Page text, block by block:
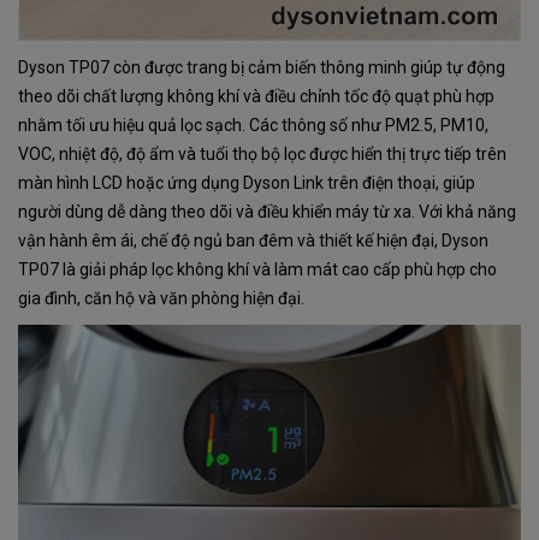
Dyson TP07 còn được trang bị cảm biến thông minh giúp tự động
theo dõi chất lượng không khí và điều chỉnh tốc độ quạt phù hợp
nhằm tối ưu hiệu quả lọc sạch. Các thông số như PM2.5, PM10,
VOC, nhiệt độ, độ ẩm và tuổi thọ bộ lọc được hiển thị trực tiếp trên
màn hình LCD hoặc ứng dụng Dyson Link trên điện thoại, giúp
người dùng dễ dàng theo dõi và điều khiển máy từ xa. Với khả năng
vận hành êm ái, chế độ ngủ ban đêm và thiết kế hiện đại, Dyson
TP07 là giải pháp lọc không khí và làm mát cao cấp phù hợp cho
gia đình, căn hộ và văn phòng hiện đại.